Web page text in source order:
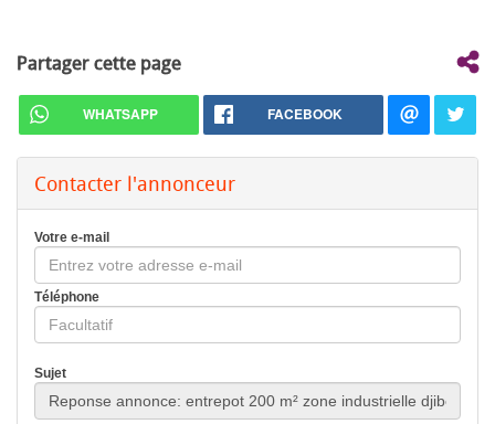
Partager cette page
WHATSAPP FACEBOOK
Contacter l'annonceur
Votre e-mail
Téléphone
Sujet